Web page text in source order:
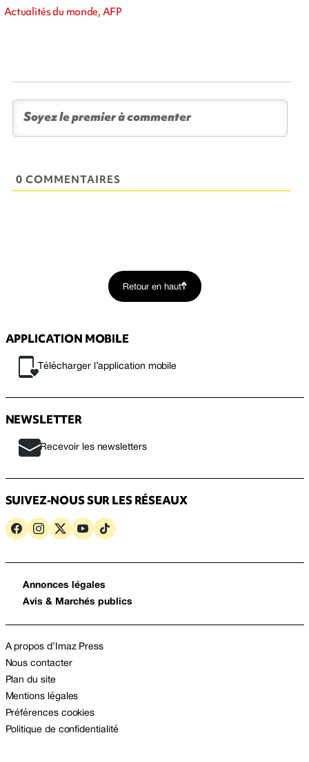
Actualités du monde, AFP
0 COMMENTAIRES
Retour en haut
APPLICATION MOBILE
Télécharger l’application mobile
NEWSLETTER
Recevoir les newsletters
SUIVEZ-NOUS SUR LES RÉSEAUX
Annonces légales
Avis & Marchés publics
A propos d’Imaz Press
Nous contacter
Plan du site
Mentions légales
Préférences cookies
Politique de confidentialité